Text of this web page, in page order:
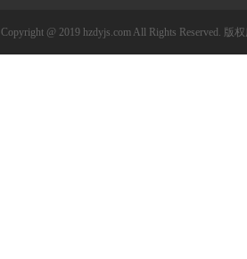
Copyright @ 2019 hzdyjs.com All Rights Reserved.